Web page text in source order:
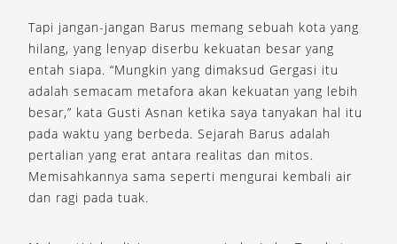
Tapi jangan-jangan Barus memang sebuah kota yang
hilang, yang lenyap diserbu kekuatan besar yang
entah siapa. “Mungkin yang dimaksud Gergasi itu
adalah semacam metafora akan kekuatan yang lebih
besar,” kata Gusti Asnan ketika saya tanyakan hal itu
pada waktu yang berbeda. Sejarah Barus adalah
pertalian yang erat antara realitas dan mitos.
Memisahkannya sama seperti mengurai kembali air
dan ragi pada tuak.